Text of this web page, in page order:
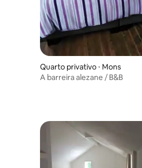
Quarto privativo ⋅ Mons
A barreira alezane / B&B